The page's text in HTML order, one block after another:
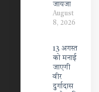
जायजा
August
8, 2026
13 अगस्त
को मनाई
जाएगी
वीर
दुर्गादास